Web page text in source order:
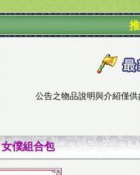
公告之物品說明與介紹僅
女僕組合包